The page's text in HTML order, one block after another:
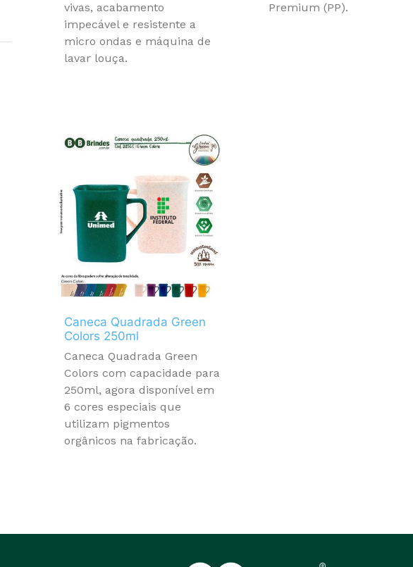
vivas, acabamento
impecável e resistente a
micro ondas e máquina de
lavar louça.
Premium (PP).
Caneca Quadrada Green
Colors 250ml
Caneca Quadrada Green
Colors com capacidade para
250ml, agora disponível em
6 cores especiais que
utilizam pigmentos
orgânicos na fabricação.